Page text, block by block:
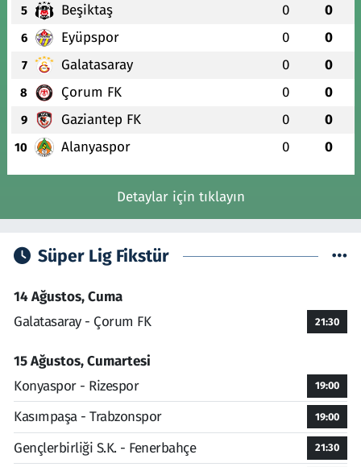
5 Beşiktaş 0 0
6 Eyüpspor 0 0
7 Galatasaray 0 0
8 Çorum FK 0 0
9 Gaziantep FK 0 0
10 Alanyaspor 0 0
Detaylar için tıklayın
Süper Lig Fikstür
14 Ağustos, Cuma
Galatasaray - Çorum FK
21:30
15 Ağustos, Cumartesi
Konyaspor - Rizespor
19:00
Kasımpaşa - Trabzonspor 19:00
Gençlerbirliği S.K. - Fenerbahçe 21:30